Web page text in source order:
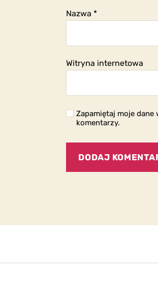
Nazwa *
Witryna internetowa
Zapamiętaj moje
komentarzy.